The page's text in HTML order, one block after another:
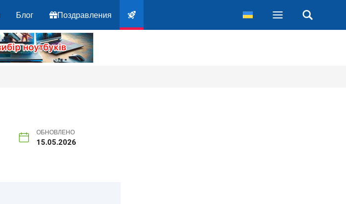
Блог Поздравления
ОБНОВЛЕНО
15.05.2026